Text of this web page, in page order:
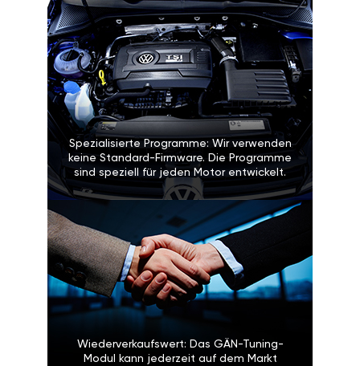
Spezialisierte Programme: Wir verwenden
keine Standard-Firmware. Die Programme
sind speziell für jeden Motor entwickelt.
Wiederverkaufswert: Das GÄN-Tuning-
Modul kann jederzeit auf dem Markt